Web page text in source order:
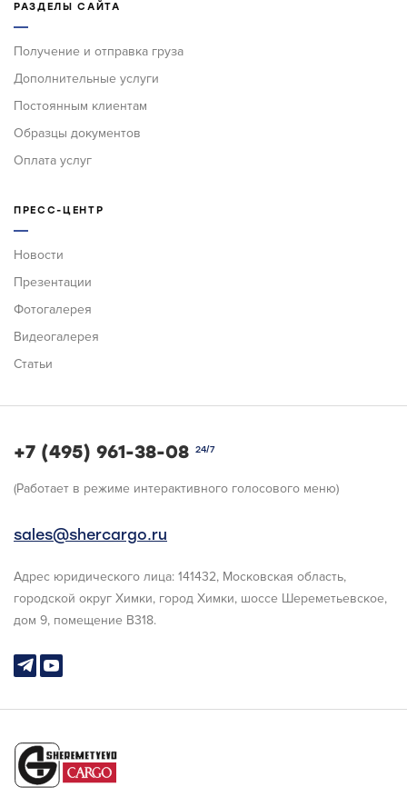
РАЗДЕЛЫ САЙТА
Получение и отправка груза
Дополнительные услуги
Постоянным клиентам
Образцы документов
Оплата услуг
ПРЕСС-ЦЕНТР
Новости
Презентации
Фотогалерея
Видеогалерея
Статьи
+7 (495) 961-38-08 24/7
(Работает в режиме интерактивного голосового меню)
sales@shercargo.ru
Адрес юридического лица: 141432, Московская область,
городской округ Химки, город Химки, шоссе Шереметьевское,
дом 9, помещение В318.